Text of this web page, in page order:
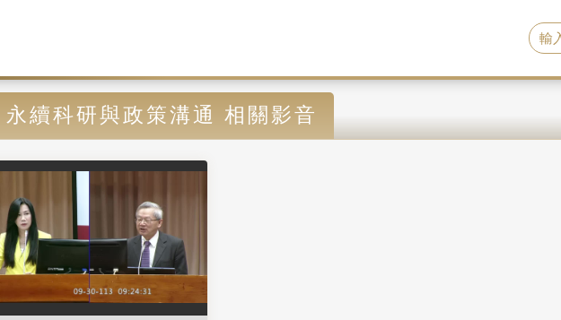
永續科研與政策溝通 相關影音